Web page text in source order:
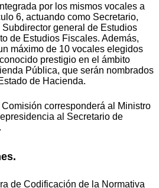
por los mismos vocales a
6, actuando como Secretario,
general de Estudios
de Estudios Fiscales. Además,
máximo de 10 vocales elegidos
prestigio en el ámbito
Pública, que serán nombrados
de Hacienda.
corresponderá al Ministro
al Secretario de
de Codificación de la Normativa